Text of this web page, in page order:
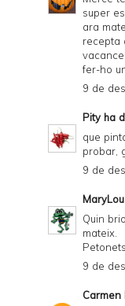
super
ara
recepta
fer-ho
9 de
Pityha
que
probar,
9 de
MaryLou
Quin
mateix.
Petonets
9 de
Carmen